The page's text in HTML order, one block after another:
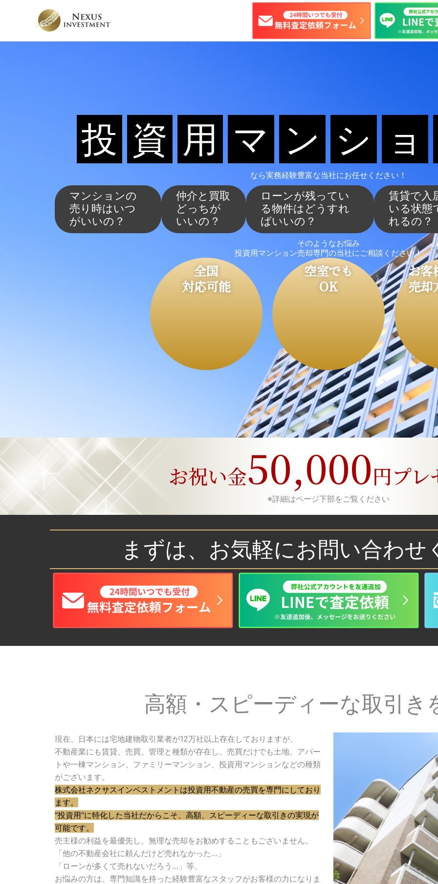
ス
投 資 用 マ ン シ ョ
なら実務経験豊富な当社にお任せください！
マンションの
売り時はいつ
がいいの？
仲介と買取
どっちが
いいの？
ローンが残ってい
る物件はどうすれ
ばいいの？
賃貸で入
いる状態
れるの？
そのようなお悩み
投資用マンション売却専門の当社にご相談ください！
全国
対応可能
空室でも
OK
お客
売却
お祝い金50,000円プ
※詳細はページ下部をご覧ください
まずは、お気軽にお問い合わせ
高額・スピーディーな取引き
現在、日本には宅地建物取引業者が12万社以上存在しておりますが、
不動産業にも賃貸、売買、管理と種類が存在し、売買だけでも土地、アパー
トや一棟マンション、ファミリーマンション、投資用マンションなどの種類
がございます。
株式会社ネクサスインベストメントは投資用不動産の売買を専門にしており
ます。
“投資用“に特化した当社だからこそ、高額、スピーディーな取引きの実現が
可能です。
売主様の利益を最優先し、無理な売却をお勧めすることもございません。
「他の不動産会社に頼んだけど売れなかった…」
「ローンが多くて売れないだろう…」等、
お悩みの方は、専門知識を持った経験豊富なスタッフがお客様の力になりま